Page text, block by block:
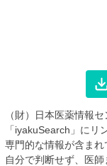
（財）日本医薬情報
「iyakuSearch」にリ
専門的な情報が含まれ
自分で判断せず、医師